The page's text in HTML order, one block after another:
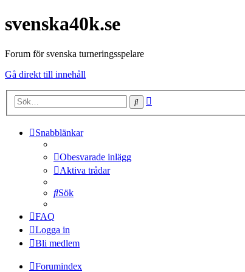
svenska40k.se
Forum för svenska turneringsspelare
Gå direkt till innehåll
Sök
Snabblänkar
Obesvarade inlägg
Aktiva trådar
Sök
FAQ
Logga in
Bli medlem
Forumindex